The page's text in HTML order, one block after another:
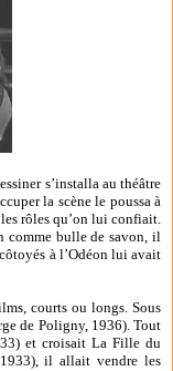
s’installa au théâtre
la scène le poussa à
rôles qu’on lui confiait.
comme bulle de savon, il
à l’Odéon lui avait
courts ou longs. Sous
de Poligny, 1936). Tout
et croisait La Fille du
il allait vendre les